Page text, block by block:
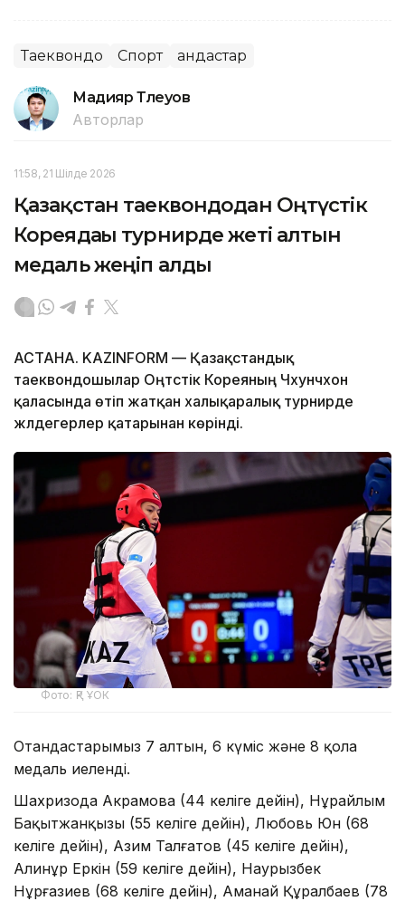
Таеквондо Спорт Қандастар
Мадияр Төлеуов
Авторлар
11:58, 21 Шілде 2026
Қазақстан таеквондодан Оңтүстік
Кореядағы турнирде жеті алтын
медаль жеңіп алды
АСТАНА. KAZINFORM — Қазақстандық
таеквондошылар Оңтүстік Кореяның Чхунчхон
қаласында өтіп жатқан халықаралық турнирде
жүлдегерлер қатарынан көрінді.
Фото: ҚР ҰОК
Отандастарымыз 7 алтын, 6 күміс және 8 қола
медаль иеленді.
Шахризода Акрамова (44 келіге дейін), Нұрайлым
Бақытжанқызы (55 келіге дейін), Любовь Юн (68
келіге дейін), Азим Талғатов (45 келіге дейін),
Алинұр Еркін (59 келіге дейін), Наурызбек
Нұрғазиев (68 келіге дейін), Аманай Құралбаев (78